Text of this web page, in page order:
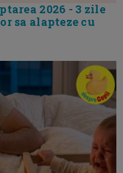
2026 - 3 zile
sa alapteze cu